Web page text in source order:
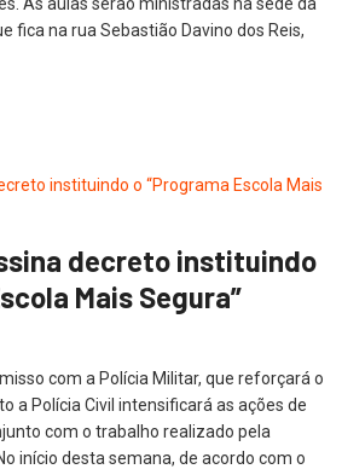
fica na rua Sebastião Davino dos Reis,
decreto instituindo
Mais Segura”
com a Polícia Militar, que reforçará o
a Polícia Civil intensificará as ações de
com o trabalho realizado pela
início desta semana, de acordo com o